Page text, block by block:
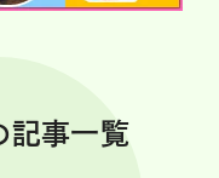
記事一覧